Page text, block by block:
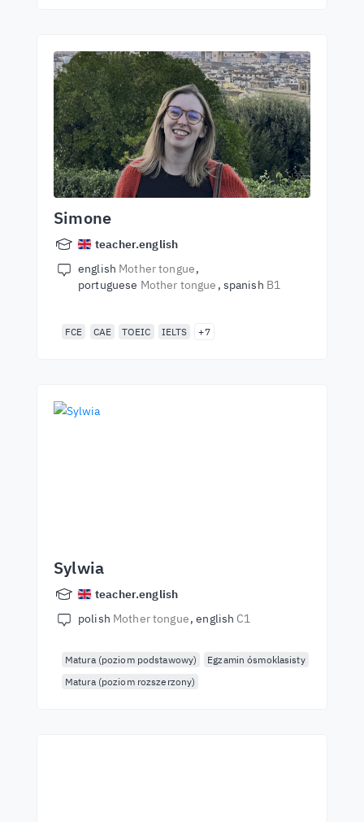
Simone
teacher.english
english Mother tongue
portuguese Mother tongue spanish B1
FCE CAE TOEIC IELTS +7
Sylwia
teacher.english
polish Mother tongue english C1
Matura (poziom podstawowy)
Egzamin ósmoklasisty
Matura (poziom rozszerzony)